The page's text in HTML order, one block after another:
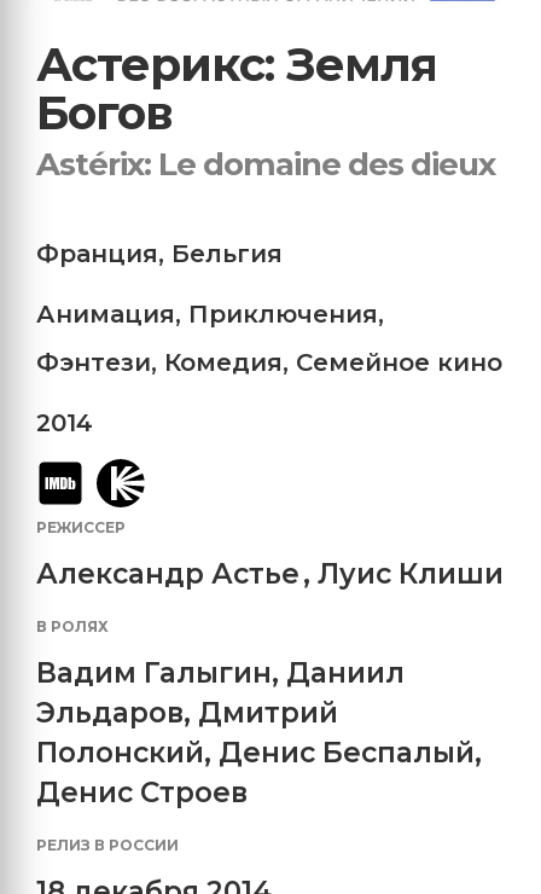
Астерикс: Земля
Богов
Astérix: Le domaine des dieux
Франция, Бельгия
Анимация, Приключения,
Фэнтези, Комедия, Семейное кино
2014
РЕЖИССЕР
Александр Астье, Луис Клиши
В РОЛЯХ
Вадим Галыгин, Даниил
Эльдаров, Дмитрий
Полонский, Денис Беспалый,
Денис Строев
РЕЛИЗ В РОССИИ